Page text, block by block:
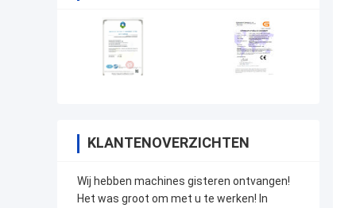
KLANTENOVERZICHTEN
Wij hebben machines gisteren ontvangen!
Het was groot om met u te werken! In